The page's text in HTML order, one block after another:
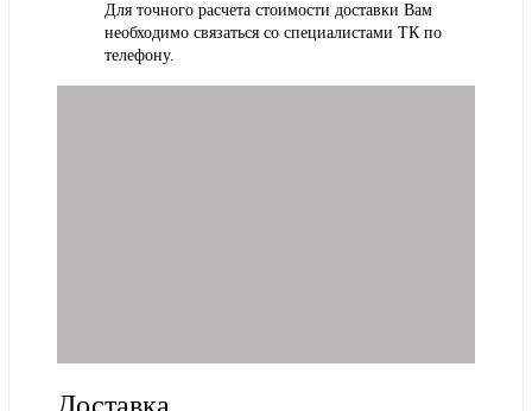
Для точного расчета стоимости доставки Вам
необходимо связаться со специалистами ТК по
телефону.